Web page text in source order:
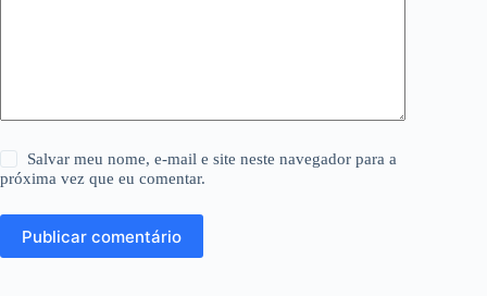
Salvar meu nome, e-mail e site neste navegador para a
próxima vez que eu comentar.
Publicar comentário